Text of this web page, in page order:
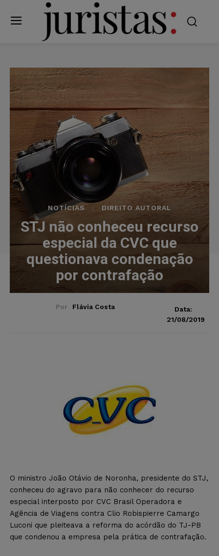
NOTÍCIAS DIREITO AUTORAL
STJ não conheceu recurso
especial da CVC que
questionava condenação
por contrafação
Por Flávia Costa
Data:
21/08/2019
O ministro João Otávio de Noronha, presidente do STJ,
conheceu do agravo para não conhecer do recurso
especial interposto por CVC Brasil Operadora e
Agência de Viagens contra Clio Robispierre Camargo
Luconi que pleiteava a reforma do acórdão do TJ-PB
que condenou a empresa pela prática de contrafação.